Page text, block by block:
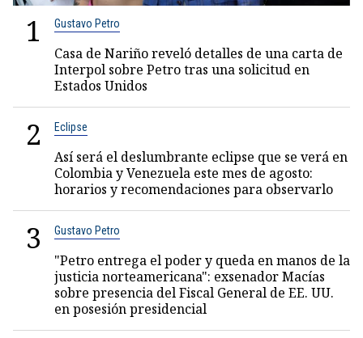
1 Gustavo Petro
Casa de Nariño reveló detalles de una carta de
Interpol sobre Petro tras una solicitud en
Estados Unidos
2 Eclipse
Así será el deslumbrante eclipse que se verá en
Colombia y Venezuela este mes de agosto:
horarios y recomendaciones para observarlo
3 Gustavo Petro
"Petro entrega el poder y queda en manos de la
justicia norteamericana": exsenador Macías
sobre presencia del Fiscal General de EE. UU.
en posesión presidencial